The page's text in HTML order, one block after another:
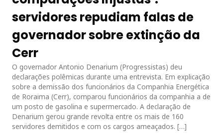
servidores repudiam falas de
governador sobre extinção da
Cerr
O governador Antonio Denarium (Progressistas) deu
declarações polêmicas durante uma entrevista. Em explicação
sobre a demissão dos funcionários da Companhia Energética
de Roraima (Cerr), comparou funcionários da companhia a de
um posto de gasolina e supermercado. A declaração de
Denarium gerou grande revolta entre os mais de 160
servidores demitidos e com os cargos ameaçados. […]